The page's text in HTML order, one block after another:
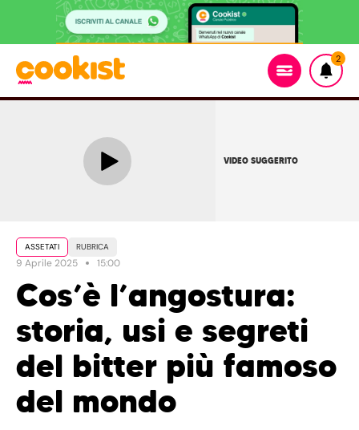
2
VIDEO SUGGERITO
ASSETATI RUBRICA
9 Aprile 2025 15:00
Cos’è l’angostura:
storia, usi e segreti
del bitter più famoso
del mondo